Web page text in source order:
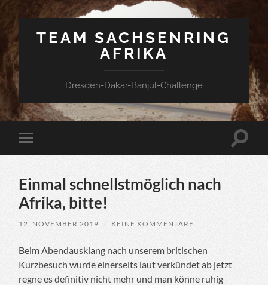
TEAM SACHSENRING
AFRIKA
Dresden-Dakar-Banjul-Challenge
Mobile-
Menü
Einmal schnellstmöglich nach
Afrika, bitte!
12. NOVEMBER 2019 KEINE KOMMENTARE
Beim Abendausklang nach unserem britischen
Kurzbesuch wurde einerseits laut verkündet ab jetzt
regne es definitiv nicht mehr und man könne ruhig